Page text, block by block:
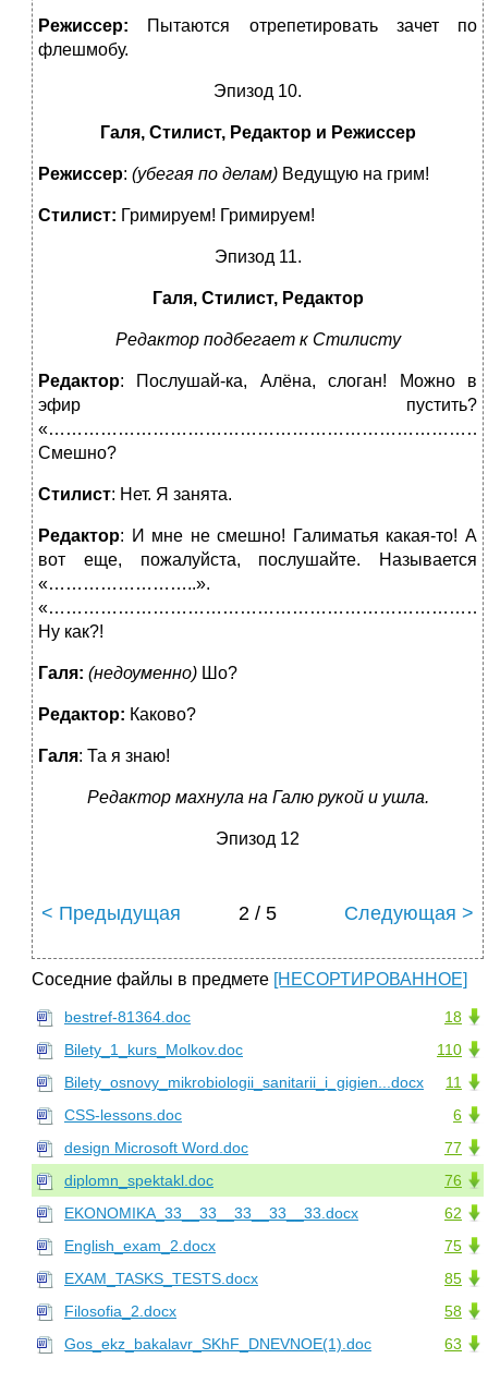
Режиссер: Пытаются отрепетировать зачет по
флешмобу.
Эпизод 10.
Галя, Стилист, Редактор и Режиссер
Режиссер: (убегая по делам) Ведущую на грим!
Стилист: Гримируем! Гримируем!
Эпизод 11.
Галя, Стилист, Редактор
Редактор подбегает к Стилисту
Редактор: Послушай-ка, Алёна, слоган! Можно в
эфир пустить?
Смешно?
Стилист: Нет. Я занята.
Редактор: И мне не смешно! Галиматья какая-то! А
вот еще, пожалуйста, послушайте. Называется
«……………………..».
Ну как?!
Галя: (недоуменно) Шо?
Редактор: Каково?
Галя: Та я знаю!
Редактор махнула на Галю рукой и ушла.
Эпизод 12
< Предыдущая 2 / 5 Следующая >
Соседние файлы в предмете [НЕСОРТИРОВАННОЕ]
18
bestref-81364.doc
110
Bilety_1_kurs_Molkov.doc
11
Bilety_osnovy_mikrobiologii_sanitarii_i_gigien...docx
6
CSS-lessons.doc
77
design Microsoft Word.doc
76
diplomn_spektakl.doc
62
EKONOMIKA_33__33__33__33__33.docx
75
English_exam_2.docx
85
EXAM_TASKS_TESTS.docx
58
Filosofia_2.docx
63
Gos_ekz_bakalavr_SKhF_DNEVNOE(1).doc